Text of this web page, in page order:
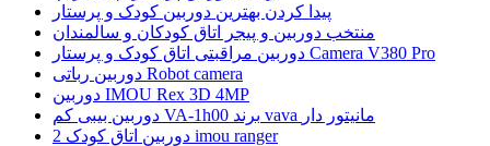
پیدا کردن بهترین دوربین کودک و پرستار
منتخب دوربین و پیجر اتاق کودکان و سالمندان
دوربین مراقبتی اتاق کودک و پرستار Camera V380 Pro
دوربین رباتی Robot camera
دوربین IMOU Rex 3D 4MP
دوربین بیبی کم VA-1h00 برند vava مانیتور دار
دوربین اتاق کودک 2 imou ranger